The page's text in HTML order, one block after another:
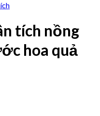
tích nồng
hoa quả